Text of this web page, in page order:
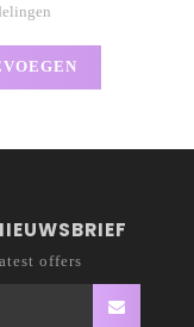
offers